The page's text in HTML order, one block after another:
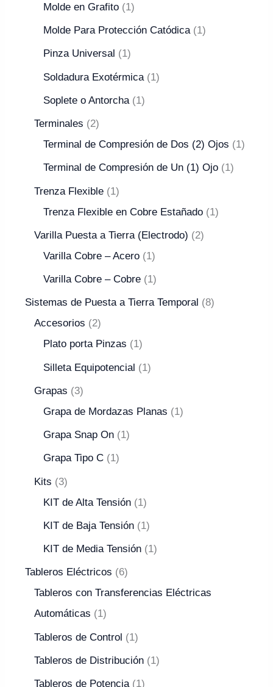
Molde en Grafito 1
Molde Para Protección Catódica 1
Pinza Universal 1
Soldadura Exotérmica 1
Soplete o Antorcha 1
Terminales
2
Terminal de Compresión de Dos (2) Ojos
1
Terminal de Compresión de Un (1) Ojo 1
Trenza Flexible
1
Trenza Flexible en Cobre Estañado
1
Varilla Puesta a Tierra (Electrodo)
2
Varilla Cobre – Acero
1
Varilla Cobre – Cobre 1
Sistemas de Puesta a Tierra Temporal
8
Accesorios
2
Plato porta Pinzas
1
Silleta Equipotencial 1
Grapas
3
Grapa de Mordazas Planas
1
Grapa Snap On 1
Grapa Tipo C 1
Kits
3
KIT de Alta Tensión
1
KIT de Baja Tensión 1
KIT de Media Tensión 1
Tableros Eléctricos
6
Tableros con Transferencias Eléctricas
Automáticas
1
Tableros de Control 1
Tableros de Distribución 1
Tableros de Potencia 1